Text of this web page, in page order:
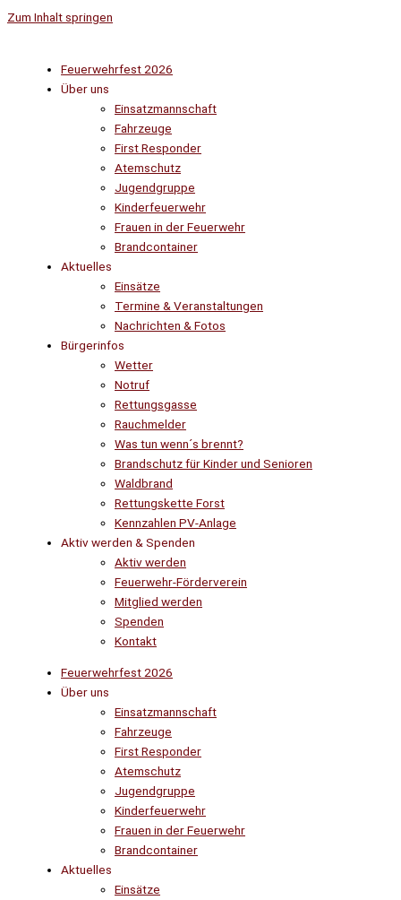
Zum Inhalt springen
Feuerwehrfest 2026
Über uns
Einsatzmannschaft
Fahrzeuge
First Responder
Atemschutz
Jugendgruppe
Kinderfeuerwehr
Frauen in der Feuerwehr
Brandcontainer
Aktuelles
Einsätze
Termine & Veranstaltungen
Nachrichten & Fotos
Bürgerinfos
Wetter
Notruf
Rettungsgasse
Rauchmelder
Was tun wenn´s brennt?
Brandschutz für Kinder und Senioren
Waldbrand
Rettungskette Forst
Kennzahlen PV-Anlage
Aktiv werden & Spenden
Aktiv werden
Feuerwehr-Förderverein
Mitglied werden
Spenden
Kontakt
Feuerwehrfest 2026
Über uns
Einsatzmannschaft
Fahrzeuge
First Responder
Atemschutz
Jugendgruppe
Kinderfeuerwehr
Frauen in der Feuerwehr
Brandcontainer
Aktuelles
Einsätze